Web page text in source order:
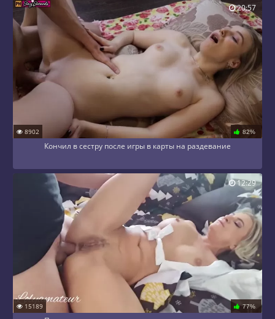
8902 82%
Кончил в сестру после игры в карты на раздевание
20:57
15189 77%
12:29